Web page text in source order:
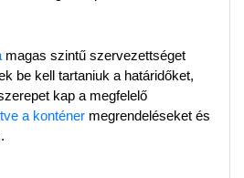
magas szintű szervezettséget
be kell tartaniuk a határidőket,
kap a megfelelő
a konténer megrendeléseket és